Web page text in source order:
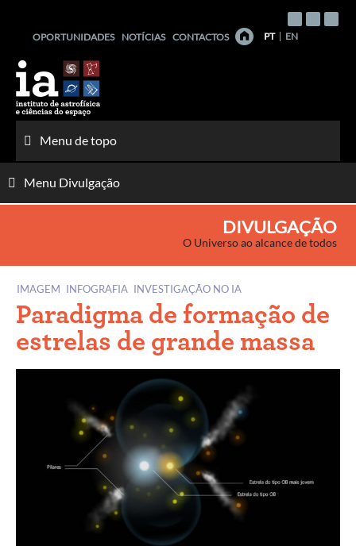
conteúdo
OPORTUNIDADES NOTÍCIAS CONTACTOS PT EN
Menu de topo
Menu Divulgação
DIVULGAÇÃO
O Universo ao alcance de todos
IMAGEM INFOGRAFIA INVESTIGAÇÃO NO IA
Paradigma de formação de
estrelas de grande massa